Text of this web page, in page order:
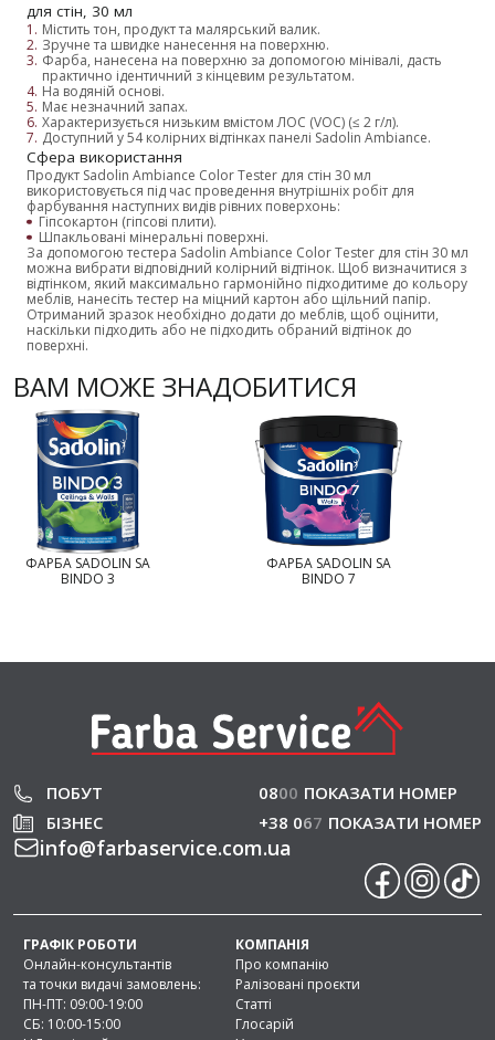
для стін, 30 мл
Містить тон, продукт та малярський валик.
Зручне та швидке нанесення на поверхню.
Фарба, нанесена на поверхню за допомогою мінівалі, дасть
практично ідентичний з кінцевим результатом.
На водяній основі.
Має незначний запах.
Характеризується низьким вмістом ЛОС (VOC) (≤ 2 г/л).
Доступний у 54 колірних відтінках панелі Sadolin Ambiance.
Сфера використання
Продукт Sadolin Ambiance Color Tester для стін 30 мл
використовується під час проведення внутрішніх робіт для
фарбування наступних видів рівних поверхонь:
Гіпсокартон (гіпсові плити).
Шпакльовані мінеральні поверхні.
За допомогою тестера Sadolin Ambiance Color Tester для стін 30 мл
можна вибрати відповідний колірний відтінок. Щоб визначитися з
відтінком, який максимально гармонійно підходитиме до кольору
меблів, нанесіть тестер на міцний картон або щільний папір.
Отриманий зразок необхідно додати до меблів, щоб оцінити,
наскільки підходить або не підходить обраний відтінок до
поверхні.
ВАМ МОЖЕ ЗНАДОБИТИСЯ
ФАРБА SADOLIN SA
BINDO 3
ФАРБА SADOLIN SA
BINDO 7
ПОБУТ 0800 ПОКАЗАТИ НОМЕР
БІЗНЕС
+38 067 ПОКАЗАТИ НОМЕР
info@farbaservice.com.ua
КОМПАНІЯ
Про компанію
Ралізовані проєкти
Статті
Глосарій
ГРАФІК РОБОТИ
Онлайн-консультантів
та точки видачі замовлень:
ПН-ПТ: 09:00-19:00
СБ: 10:00-15:00